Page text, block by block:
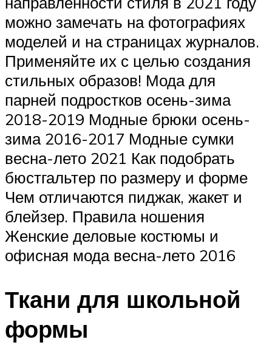
можно замечать на фотографиях
моделей и на страницах журналов.
Применяйте их с целью создания
стильных образов! Мода для
парней подростков осень-зима
2018-2019 Модные брюки осень-
зима 2016-2017 Модные сумки
весна-лето 2021 Как подобрать
бюстгальтер по размеру и форме
Чем отличаются пиджак, жакет и
блейзер. Правила ношения
Женские деловые костюмы и
офисная мода весна-лето 2016
Ткани для школьной
формы